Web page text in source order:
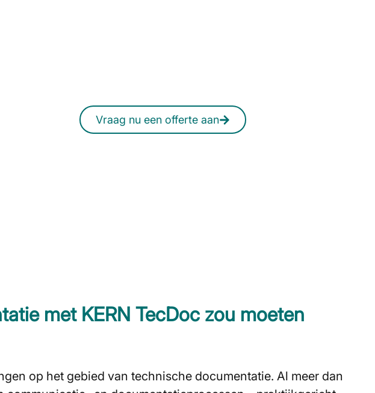
Vraag nu een offerte aan
met KERN TecDoc zou moeten
op het gebied van technische documentatie. Al meer dan